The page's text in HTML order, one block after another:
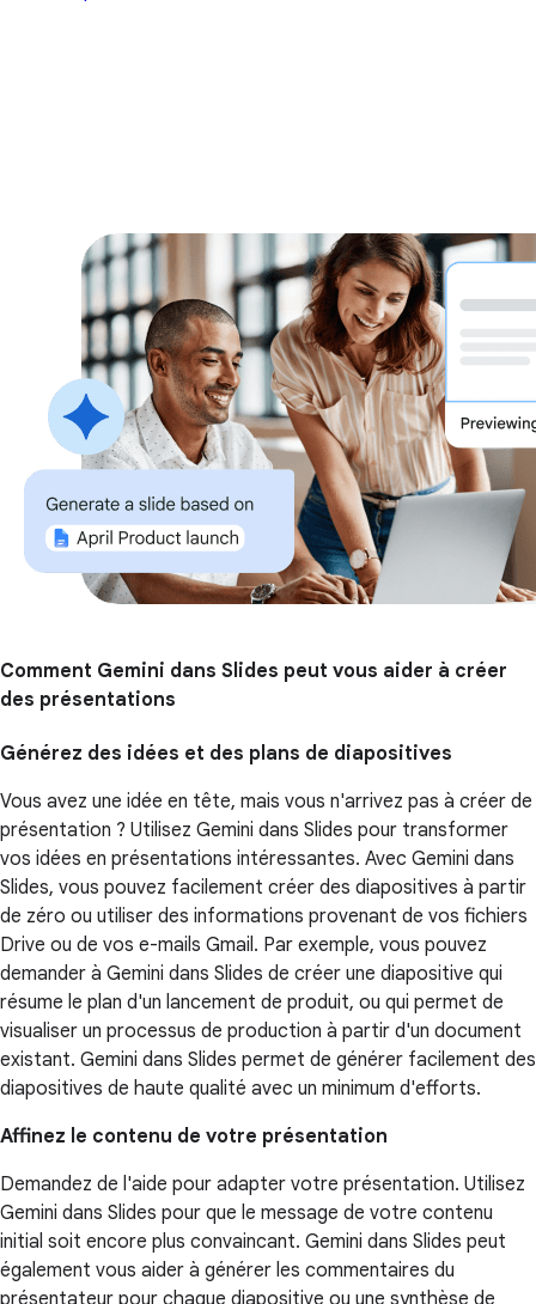
Comment Gemini dans Slides peut vous aider à créer
des présentations
Générez des idées et des plans de diapositives
Vous avez une idée en tête, mais vous n'arrivez pas à créer de
présentation ? Utilisez Gemini dans Slides pour transformer
vos idées en présentations intéressantes. Avec Gemini dans
Slides, vous pouvez facilement créer des diapositives à partir
de zéro ou utiliser des informations provenant de vos fichiers
Drive ou de vos e-mails Gmail. Par exemple, vous pouvez
demander à Gemini dans Slides de créer une diapositive qui
résume le plan d'un lancement de produit, ou qui permet de
visualiser un processus de production à partir d'un document
existant. Gemini dans Slides permet de générer facilement des
diapositives de haute qualité avec un minimum d'efforts.
Affinez le contenu de votre présentation
Demandez de l'aide pour adapter votre présentation. Utilisez
Gemini dans Slides pour que le message de votre contenu
initial soit encore plus convaincant. Gemini dans Slides peut
également vous aider à générer les commentaires du